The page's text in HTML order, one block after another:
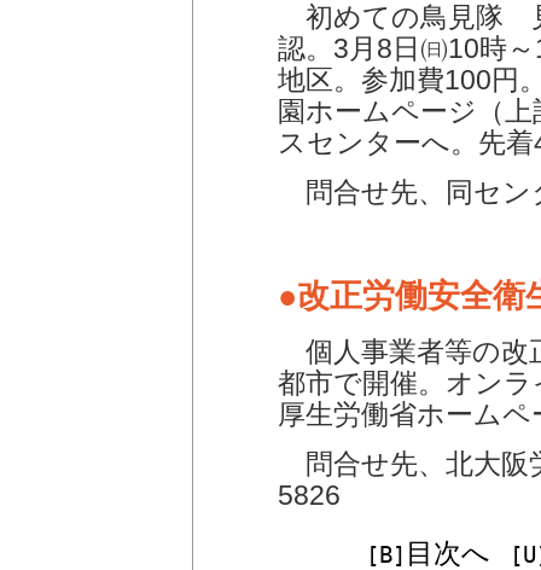
初めての鳥見隊
認。3月8日㈰10時
地区。参加費100円
園ホームページ（
スセンターへ。先着
問合せ先、同セ
●改正労働安全衛
個人事業者等の改
都市で開催。オン
厚生労働省ホーム
問合せ先、北大阪
5826
[B] 目次へ